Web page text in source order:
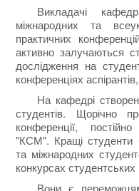
Викладачі
міжнародних та
практичних
активно залучаються
дослідження на
конференціях
На кафедрі
студентів. Щорічно
конференції,
"КСМ". Кращі студенти
та міжнародних
конкурсах студентських
Вони є